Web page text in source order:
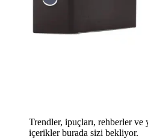
Trendler, ipuçları, rehberler
içerikler burada sizi bekliyor.